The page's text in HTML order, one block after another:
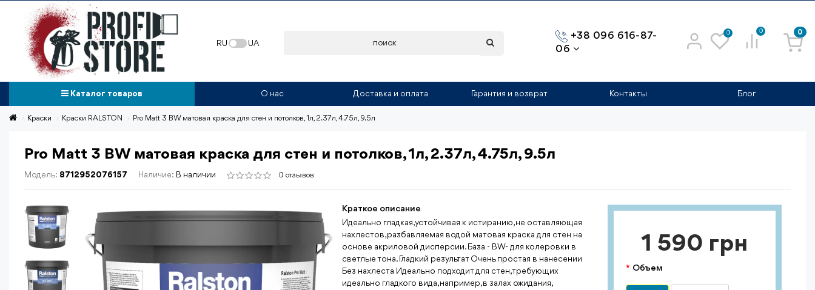
RU UA
+38 096 616-87-
06
0 0 0
Каталог товаров О нас Доставка и оплата Гарантия и возврат Контакты Блог
Краски Краски RALSTON Pro Matt 3 BW матовая краска для стен и потолков, 1л, 2.37л, 4.75л, 9.5л
Pro Matt 3 BW матовая краска для стен и потолков, 1л, 2.37л, 4.75л, 9.5л
Модель: 8712952076157 Наличие: В наличии 0 отзывов
Краткое описание
Идеально гладкая, устойчивая к истиранию, не оставляющая
нахлестов, разбавляемая водой матовая краска для стен на
основе акриловой дисперсии. База - BW- для колеровки в
светлые тона. Гладкий результат Очень простая в нанесении
Без нахлеста Идеально подходит для стен, требующих
идеально гладкого вида, например, в залах ожидания,
1 590 грн
Объем